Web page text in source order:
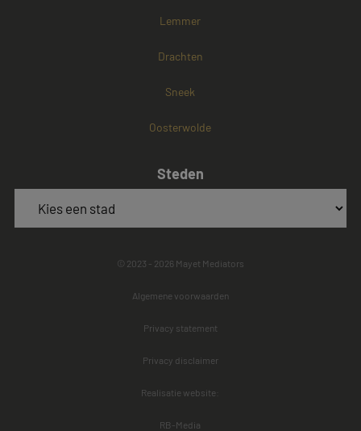
Lemmer
Drachten
Sneek
Oosterwolde
Steden
© 2023 - 2026 Mayet Mediators
Algemene voorwaarden
Privacy statement
Privacy disclaimer
Realisatie website:
RB-Media